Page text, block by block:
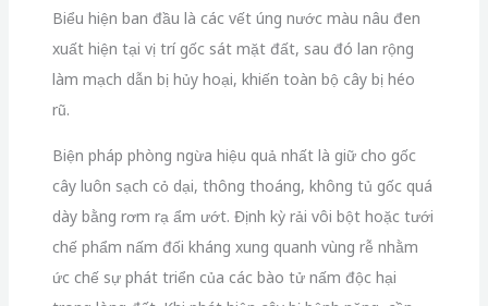
Biểu hiện ban đầu là các vết úng nước màu nâu đen
xuất hiện tại vị trí gốc sát mặt đất, sau đó lan rộng
làm mạch dẫn bị hủy hoại, khiến toàn bộ cây bị héo
rũ.
Biện pháp phòng ngừa hiệu quả nhất là giữ cho gốc
cây luôn sạch cỏ dại, thông thoáng, không tủ gốc quá
dày bằng rơm rạ ẩm ướt. Định kỳ rải vôi bột hoặc tưới
chế phẩm nấm đối kháng xung quanh vùng rễ nhằm
ức chế sự phát triển của các bào tử nấm độc hại